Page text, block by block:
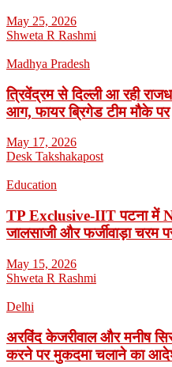
May 25, 2026
Shweta R Rashmi
Madhya Pradesh
त्रिवेंद्रम से दिल्ली आ रही
आग, फायर ब्रिगेड टीम मौके पर
May 17, 2026
Desk Takshakapost
Education
TP Exclusive-IIT पटना में
जालसाजी और फर्जीवाड़ा चरम
May 15, 2026
Shweta R Rashmi
Delhi
अरविंद केजरीवाल और मनीष
करने पर मुकदमा चलाने का